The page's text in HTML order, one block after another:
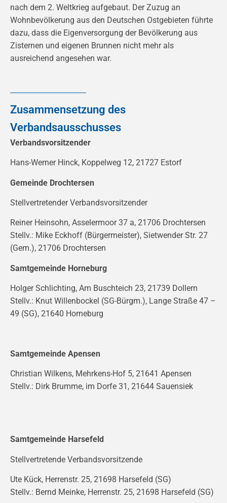
nach dem 2. Weltkrieg aufgebaut. Der Zuzug an
Wohnbevölkerung aus den Deutschen Ostgebieten führte
dazu, dass die Eigenversorgung der Bevölkerung aus
Zisternen und eigenen Brunnen nicht mehr als
ausreichend angesehen war.
Zusammensetzung des
Verbandsausschusses
Verbandsvorsitzender
Hans-Werner Hinck, Koppelweg 12, 21727 Estorf
Gemeinde Drochtersen
Stellvertretender Verbandsvorsitzender
Reiner Heinsohn, Asselermoor 37 a, 21706 Drochtersen
Stellv.: Mike Eckhoff (Bürgermeister), Sietwender Str. 27
(Gem.), 21706 Drochtersen
Samtgemeinde Horneburg
Holger Schlichting, Am Buschteich 23, 21739 Dollern
Stellv.: Knut Willenbockel (SG-Bürgm.), Lange Straße 47 –
49 (SG), 21640 Horneburg
Samtgemeinde Apensen
Christian Wilkens, Mehrkens-Hof 5, 21641 Apensen
Stellv.: Dirk Brumme, im Dorfe 31, 21644 Sauensiek
Samtgemeinde Harsefeld
Stellvertretende Verbandsvorsitzende
Ute Kück, Herrenstr. 25, 21698 Harsefeld (SG)
Stellv.: Bernd Meinke, Herrenstr. 25, 21698 Harsefeld (SG)